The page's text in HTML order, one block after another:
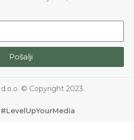
Pošalji
© Copyright 2023.
#LevelUpYourMedia